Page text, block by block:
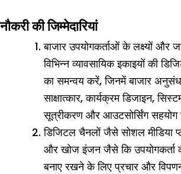
नौकरी की जिम्मेदारियां
बाजार उपयोगकर्ताओं के लक्ष्यों और
विभिन्न व्यावसायिक इकाइयों की
का समन्वय करें, जिनमें बाजार
साक्षात्कार, कार्यक्रम डिजाइन,
सूत्रीकरण और आउटसोर्सिंग सहयोग
डिजिटल चैनलों जैसे सोशल मीडिया
और खोज इंजन जैसे कि उपयोगकर्ता
बनाए रखने के लिए प्रचार और विपणन